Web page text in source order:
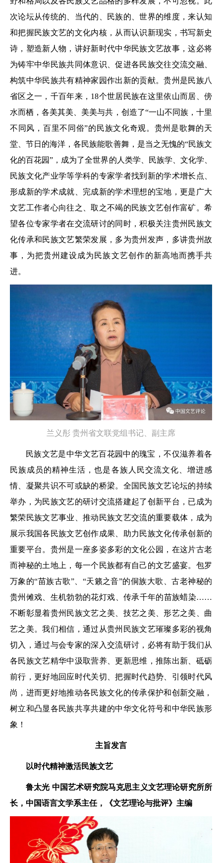
次论坛从传统的、当代的、民族的、世界的维度，来认知
和把握民族文艺的文化内核，从而认识新现实，书写新史
诗，塑造新人物，讲好新时代中华民族文艺故事，这必将
为铸牢中华民族共同体意识、促进各民族交往交流交融、
构筑中华民族共有精神家园作出新的贡献。贵州是民族八
省区之一，千百年来，18个世居民族在这里依山而居、傍
水而栖，各美其美、美美与共，创造了“一山不同族，十里
不同风，百里不同俗”的民族文化奇观。贵州是歌舞的天
堂、节日的海洋，各民族能歌善舞，是当之无愧的“民族文
化的百花园”，成为了全世界的人类学、民族学、文化学、
民族文化产业学等学科的专家学者找到新的学术增长点、
形成新的学术成就、完成新的学术理想的宝地，更是广大
文艺工作者心向往之、取之不竭的民族文艺创作富矿。希
望各位专家学者在交流研讨的同时，积极关注贵州民族文
化传承和民族文艺繁荣发展，多为贵州发声，多讲贵州故
事，为把贵州建设成为民族文艺创作的新高地而携手共
进。
兰义彤 贵州省文联党组书记、副主席
民族文艺是中华文艺百花园中的瑰宝，不仅滋养着各
民族成员的精神生活，也是各族人民交流文化、增进感
情、凝聚共识不可或缺的桥梁。全国民族文艺论坛的持续
举办，为民族文艺的研讨交流搭建起了创新平台，已成为
繁荣民族文艺事业、推动民族文艺交流的重要载体，成为
展示我国各民族文艺创作成果、助力民族文化传承创新的
重要平台。贵州是一座多姿多彩的文化公园，在这片古老
而神秘的土地上，每一个民族都有自己的文艺盛宴。包罗
万象的“苗族古歌”、“天籁之音”的侗族大歌、古老神秘的
贵州傩戏、生机勃勃的花灯戏、传承千年的苗族蜡染……
不断彰显着贵州民族文艺之美、技艺之美、形艺之美、曲
艺之美。我们相信，通过从贵州民族文艺璀璨多彩的视角
切入，通过与会专家的深入交流研讨，必将有助于我们从
各民族文艺精华中汲取营养、更新思维，推陈出新、砥砺
前行，更好地回应时代关切、把握时代趋势、引领时代风
尚，进而更好地推动各民族文化的传承保护和创新交融，
树立和凸显各民族共享共建的中华文化符号和中华民族形
象！
主旨发言
以时代精神激活民族文艺
鲁太光 中国艺术研究院马克思主义文艺理论研究所所
长， 中国语言文学系主任， 《文艺理论与批评》主编